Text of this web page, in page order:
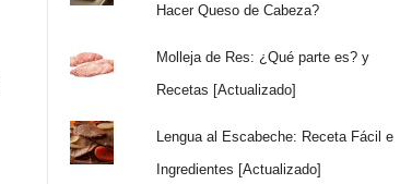
Hacer Queso de Cabeza?
Molleja de Res: ¿Qué parte es? y
Recetas [Actualizado]
Lengua al Escabeche: Receta Fácil e
Ingredientes [Actualizado]